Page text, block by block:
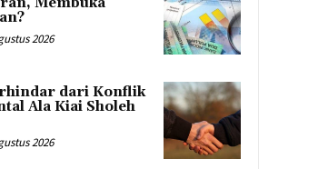
2026
dari Konflik
Ala Kiai Sholeh
2026